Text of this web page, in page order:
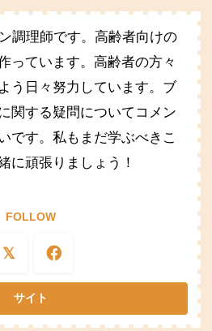
調理師です。高齢者向けの
っています。高齢者の方々
う日々努力しています。ブ
関する疑問についてコメン
です。私もまだ学ぶべきこ
に頑張りましょう！
FOLLOW